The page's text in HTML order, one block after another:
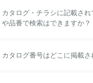
カタログ・チラシに記載さ
や品番で検索はできますか？
カタログ番号はどこに掲載さ